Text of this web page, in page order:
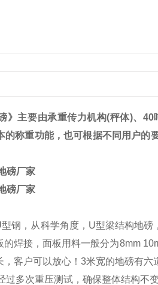
》主要由承重传力机构(秤体)、 40
的称重功能，也可根据不同用户
磅厂家
磅厂家
型钢，从科学角度， U型梁结构地磅
焊接，面板用料一般分为8mm
，客户可以放心！3米宽的地磅有六
过多次重压测试，确保整体结构不变